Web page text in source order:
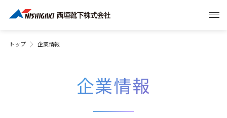
トップ 企業情報
企業情報